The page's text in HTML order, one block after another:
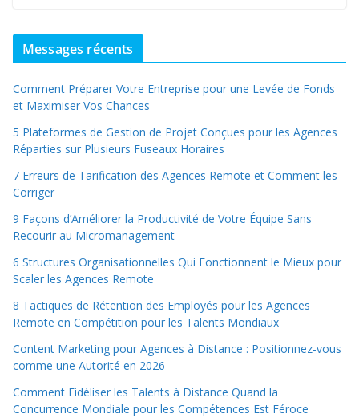
Messages récents
Comment Préparer Votre Entreprise pour une Levée de Fonds
et Maximiser Vos Chances
5 Plateformes de Gestion de Projet Conçues pour les Agences
Réparties sur Plusieurs Fuseaux Horaires
7 Erreurs de Tarification des Agences Remote et Comment les
Corriger
9 Façons d’Améliorer la Productivité de Votre Équipe Sans
Recourir au Micromanagement
6 Structures Organisationnelles Qui Fonctionnent le Mieux pour
Scaler les Agences Remote
8 Tactiques de Rétention des Employés pour les Agences
Remote en Compétition pour les Talents Mondiaux
Content Marketing pour Agences à Distance : Positionnez-vous
comme une Autorité en 2026
Comment Fidéliser les Talents à Distance Quand la
Concurrence Mondiale pour les Compétences Est Féroce